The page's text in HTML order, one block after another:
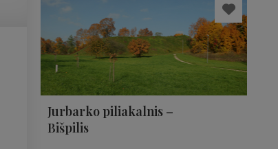
Jurbarko piliakalnis –
Bišpilis